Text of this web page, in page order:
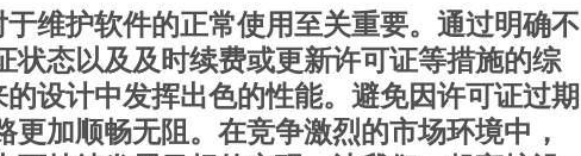
维护软件的正常使用至关重要。通过明确不
态以及及时续费或更新许可证等措施的综
设计中发挥出色的性能。避免因许可证过期
加顺畅无阻。在竞争激烈的市场环境中，